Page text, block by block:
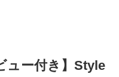
ュー付き】Style